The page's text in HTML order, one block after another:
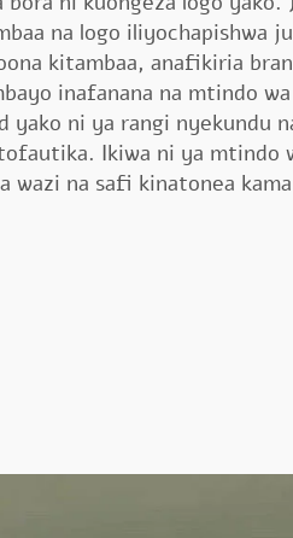
na logo iliyochapishwa
kitambaa, anafikiria
inafanana na mtindo
yako ni ya rangi nyekundu
Ikiwa ni ya mtindo
wazi na safi kinatonea